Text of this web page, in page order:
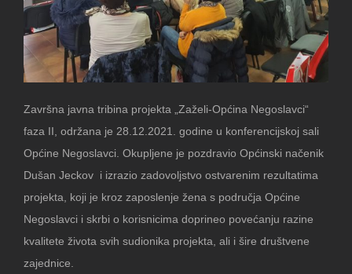
Završna javna tribina projekta „Zaželi-Općina Negoslavci“
faza II, održana je 28.12.2021. godine u konferencijskoj sali
Općine Negoslavci. Okupljene je pozdravio Općinski načenik
Dušan Jeckov i izrazio zadovoljstvo ostvarenim rezultatima
projekta, koji je kroz zaposlenje žena s područja Općine
Negoslavci i skrbi o korisnicima doprineo povećanju razine
kvalitete života svih sudionika projekta, ali i šire društvene
zajednice.